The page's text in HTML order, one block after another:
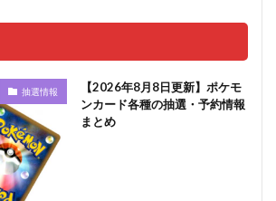
抽選情報
【2026年8月8日更新】ポケモ
ンカード各種の抽選・予約情報
まとめ